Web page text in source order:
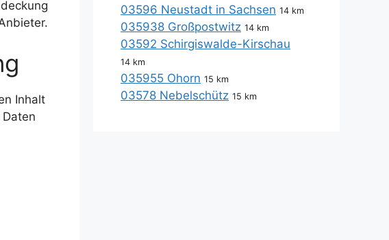
Inhalt
03596 Neustadt in Sachsen 14 km
035938 Großpostwitz 14 km
03592 Schirgiswalde-Kirschau
14 km
035955 Ohorn 15 km
03578 Nebelschütz 15 km